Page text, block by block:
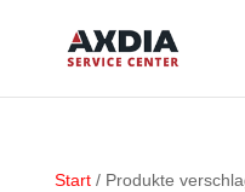
Start/ Produkte